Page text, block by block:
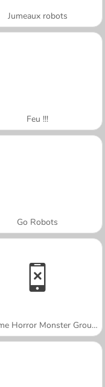
Jumeaux robots
Feu !!!
Go Robots
Playtime Horror Monster Ground